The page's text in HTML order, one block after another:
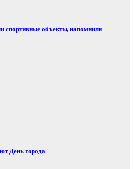
спортивные объекты, напомнили
День города